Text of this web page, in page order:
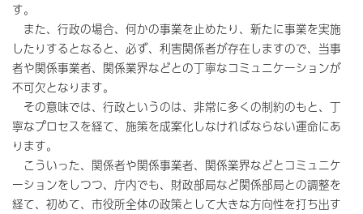
す。
また、行政の場合、何かの事業を止めたり、新たに事業を実施
したりするとなると、必ず、利害関係者が存在しますので、当事
者や関係事業者、関係業界などとの丁寧なコミュニケーションが
不可欠となります。
その意味では、行政というのは、非常に多くの制約のもと、丁
寧なプロセスを経て、施策を成案化しなければならない運命にあ
ります。
こういった、関係者や関係事業者、関係業界などとコミュニケ
ーションをしつつ、庁内でも、財政部局など関係部局との調整を
経て、初めて、市役所全体の政策として大きな方向性を打ち出す